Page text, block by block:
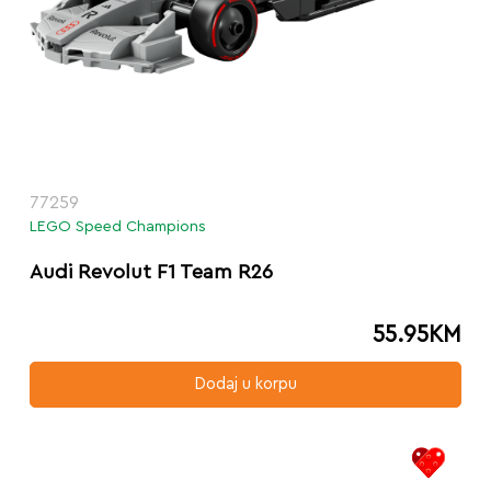
77259
LEGO Speed Champions
Audi Revolut F1 Team R26
55.95KM
Dodaj u korpu